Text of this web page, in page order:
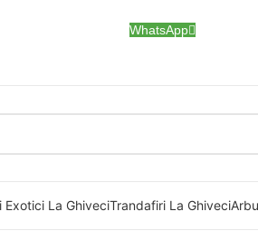
WhatsApp
Exotici La GhiveciTrandafiri La Ghiveci